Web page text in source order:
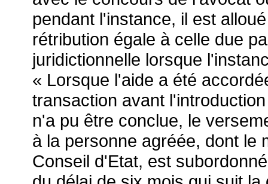
pendant l'instance, il est
rétribution égale à celle due
juridictionnelle lorsque
« Lorsque l'aide a été
transaction avant
n'a pu être conclue, le
à la personne agréée, dont le
Conseil d'Etat, est